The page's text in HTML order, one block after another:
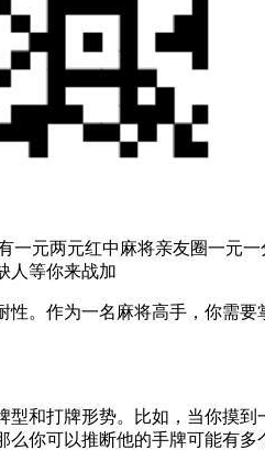
元两元红中麻将亲友圈一元
人等你来战加
。作为一名麻将高手，你需
和打牌形势。比如，当你摸
你可以推断他的手牌可能有多